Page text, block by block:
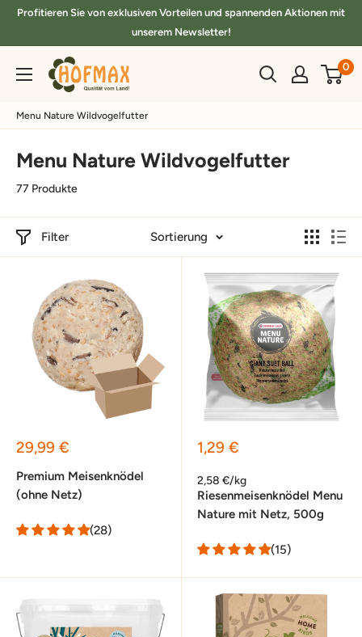
DirektProfitieren Sie von exklusiven Vorteilen und spannenden Aktionen mit
unserem Newsletter!
hofmax.de 0
Menu Nature Wildvogelfutter
Menu Nature Wildvogelfutter
77 Produkte
Filter Sortierung
Sonderpreis
29,99 €
Premium Meisenknödel
(ohne Netz)
(28)
Sonderpreis
1,29 €
2,58 €/kg
Riesenmeisenknödel Menu
Nature mit Netz, 500g
(15)